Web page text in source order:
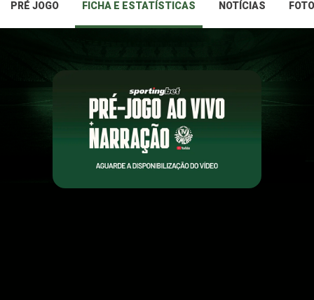
PRÉ JOGO FICHA E ESTATÍSTICAS NOTÍCIAS